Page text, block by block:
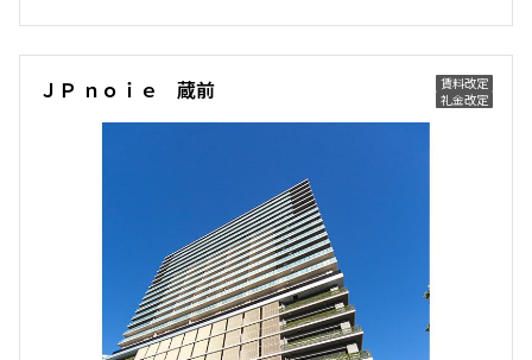
賃料改定
礼金改定
ＪＰ ｎｏｉｅ 蔵前